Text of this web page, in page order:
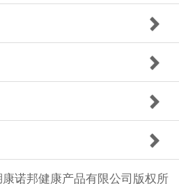
诺邦健康产品有限公司版权所